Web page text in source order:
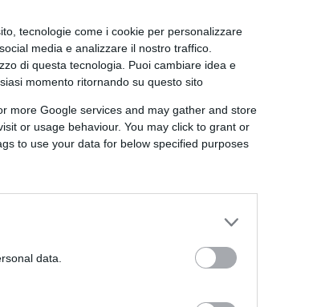
tecnologie come i cookie per personalizzare
media e analizzare il nostro traffico.
di questa tecnologia. Puoi cambiare idea e
momento ritornando su questo sito
more Google services and may gather and store
or usage behaviour. You may click to grant or
to use your data for below specified purposes
data.
ESTERI
Meloni aveva
sbarcano